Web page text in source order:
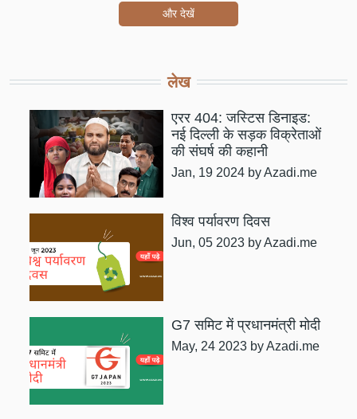
और देखें
लेख
एरर 404: जस्टिस डिनाइड:
नई दिल्ली के सड़क विक्रेताओं
की संघर्ष की कहानी
Jan, 19 2024 by Azadi.me
विश्व पर्यावरण दिवस
Jun, 05 2023 by Azadi.me
G7 समिट में प्रधानमंत्री मोदी
May, 24 2023 by Azadi.me